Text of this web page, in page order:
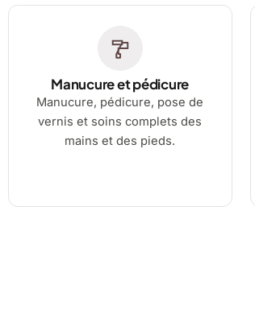
Manucure et pédicure
Manucure, pédicure, pose de
vernis et soins complets des
mains et des pieds.